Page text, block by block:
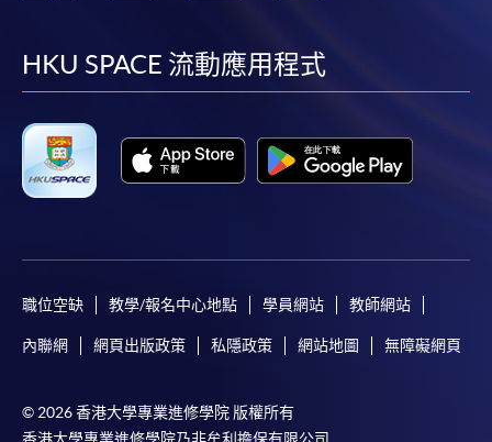
facebook
youtube
linkedin
HKU SPACE 流動應用程式
職位空缺 教學/報名中心地點 學員網站 教師網站
內聯網 網頁出版政策 私隱政策 網站地圖 無障礙網頁
© 2026 香港大學專業進修學院 版權所有